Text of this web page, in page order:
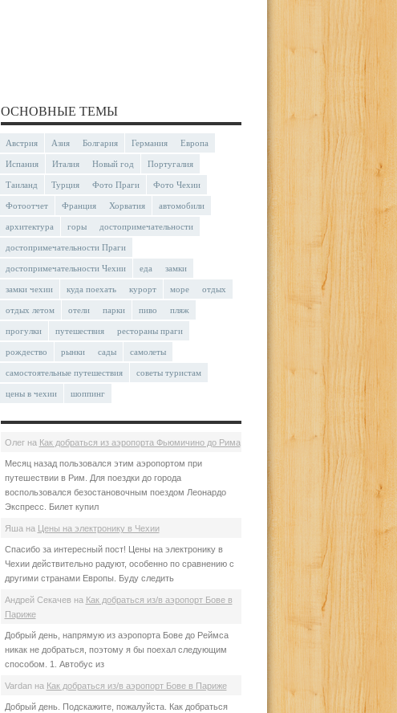
ОСНОВНЫЕ ТЕМЫ
Австрия Азия Болгария Германия Европа
Испания Италия Новый год Португалия
Таиланд Турция Фото Праги Фото Чехии
Фотоотчет Франция Хорватия автомобили
архитектура горы достопримечательности
достопримечательности Праги
достопримечательности Чехии еда замки
замки чехии куда поехать курорт море отдых
отдых летом отели парки пиво пляж
прогулки путешествия рестораны праги
рождество рынки сады самолеты
самостоятельные путешествия советы туристам
цены в чехии шоппинг
Олегна Как добраться из аэропорта Фьюмичино до Рима
Месяц назад пользовался этим аэропортом при
путешествии в Рим. Для поездки до города
воспользовался безостановочным поездом Леонардо
Экспресс. Билет купил
Яша на Цены на электронику в Чехии
Спасибо за интересный пост! Цены на электронику в
Чехии действительно радуют, особенно по сравнению с
другими странами Европы. Буду следить
Андрей Секачев на Как добраться из/в аэропорт Бове в
Париже
Добрый день, напрямую из аэропорта Бове до Реймса
никак не добраться, поэтому я бы поехал следующим
способом. 1. Автобус из
Vardanна Как добраться из/в аэропорт Бове в Париже
Добрый день. Подскажите, пожалуйста. Как добраться